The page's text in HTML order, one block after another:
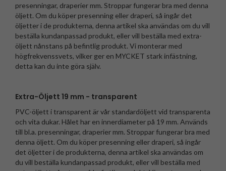
presenningar, draperier mm. Stroppar fungerar bra med denna
öljett. Om du köper presenning eller draperi, så ingår det
öljetter i de produkterna, denna artikel ska användas om du vill
beställa kundanpassad produkt, eller vill beställa med extra-
öljett nånstans på befintlig produkt. Vi monterar med
högfrekvenssvets, vilker ger en MYCKET stark infästning,
detta kan du inte göra själv.
Extra-Öljett 19 mm - transparent
PVC-öljett i transparent är vår standardöljett vid transparenta
och vita dukar. Hålet har en innerdiameter på 19 mm. Används
till bl.a. presenningar, draperier mm. Stroppar fungerar bra med
denna öljett. Om du köper presenning eller draperi, så ingår
det öljetter i de produkterna, denna artikel ska användas om
du vill beställa kundanpassad produkt, eller vill beställa med